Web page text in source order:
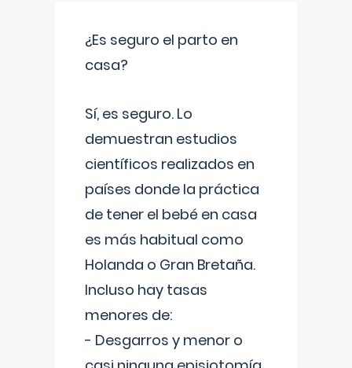
¿Es seguro el parto en
casa?
Sí, es seguro. Lo
demuestran estudios
científicos realizados en
países donde la práctica
de tener el bebé en casa
es más habitual como
Holanda o Gran Bretaña.
Incluso hay tasas
menores de:
- Desgarros y menor o